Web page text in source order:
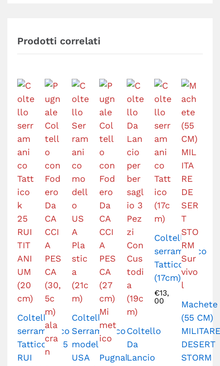
Prodotti correlati
Coltello
serramanico
Tattico k 25
RUI
Coltello
Serramanico
modello
USA
Pugnale
Coltello
Da
Lancio
Coltello
serramanico
Tattico
(17cm)
€13,
00
Machete
(55 CM)
DESERT
STORM